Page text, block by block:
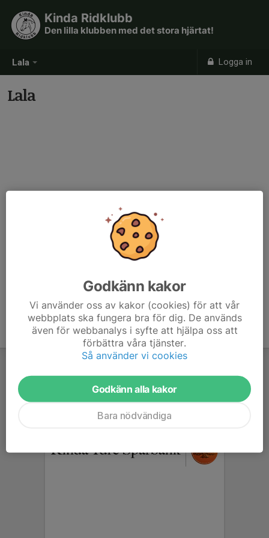
Lala Logga in
Kinda Ridklubb
Den lilla klubben med det stora hjärtat!
Lala
Godkänn kakor
Vi använder oss av kakor (cookies) för att vår
webbplats ska fungera bra för dig. De används
även för webbanalys i syfte att hjälpa oss att
förbättra våra tjänster.
Så använder vi cookies
Godkänn alla kakor
Bara nödvändiga